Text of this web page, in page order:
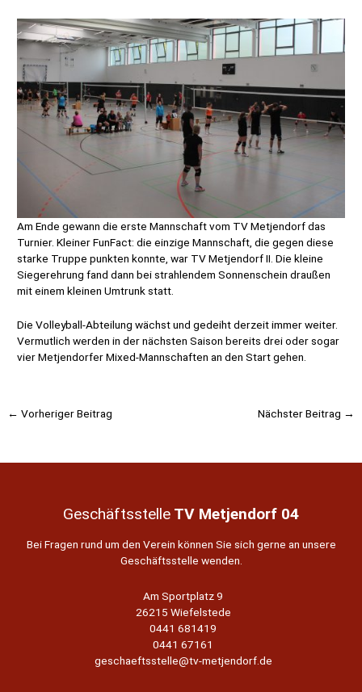
Am Ende gewann die erste Mannschaft vom TV Metjendorf das
Turnier. Kleiner FunFact: die einzige Mannschaft, die gegen diese
starke Truppe punkten konnte, war TV Metjendorf II. Die kleine
Siegerehrung fand dann bei strahlendem Sonnenschein draußen
mit einem kleinen Umtrunk statt.
Die Volleyball-Abteilung wächst und gedeiht derzeit immer weiter.
Vermutlich werden in der nächsten Saison bereits drei oder sogar
vier Metjendorfer Mixed-Mannschaften an den Start gehen.
Beitragsnavigation
← Vorheriger Beitrag Nächster Beitrag →
Geschäftsstelle TV Metjendorf 04
Bei Fragen rund um den Verein können Sie sich gerne an unsere
Geschäftsstelle wenden.
Am Sportplatz 9
26215 Wiefelstede
0441 681419
0441 67161
geschaeftsstelle@tv-metjendorf.de